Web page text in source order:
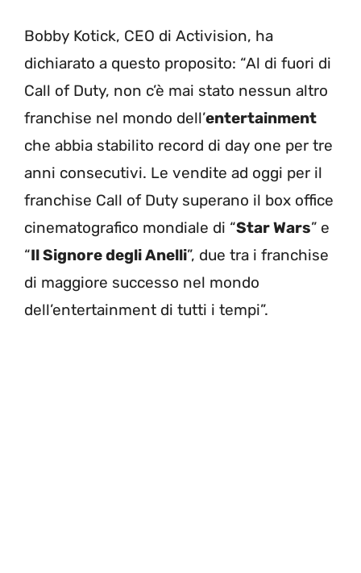
Bobby Kotick, CEO di Activision, ha
dichiarato a questo proposito: “Al di fuori di
Call of Duty, non c’è mai stato nessun altro
franchise nel mondo dell’entertainment
che abbia stabilito record di day one per tre
anni consecutivi. Le vendite ad oggi per il
franchise Call of Duty superano il box office
cinematografico mondiale di “Star Wars” e
“Il Signore degli Anelli”, due tra i franchise
di maggiore successo nel mondo
dell’entertainment di tutti i tempi”.